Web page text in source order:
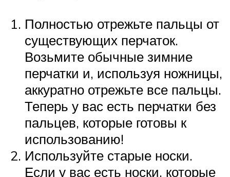
Полностью отрежьте пальцы от
существующих перчаток.
Возьмите обычные зимние
перчатки и, используя ножницы,
аккуратно отрежьте все пальцы.
Теперь у вас есть перчатки без
пальцев, которые готовы к
использованию!
Используйте старые носки.
Если у вас есть носки, которые